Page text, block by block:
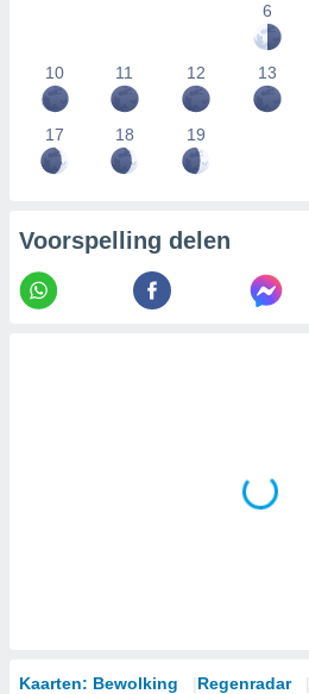
6
10 11 12 13
17 18 19
Voorspelling delen
Kaarten: Bewolking Regenradar